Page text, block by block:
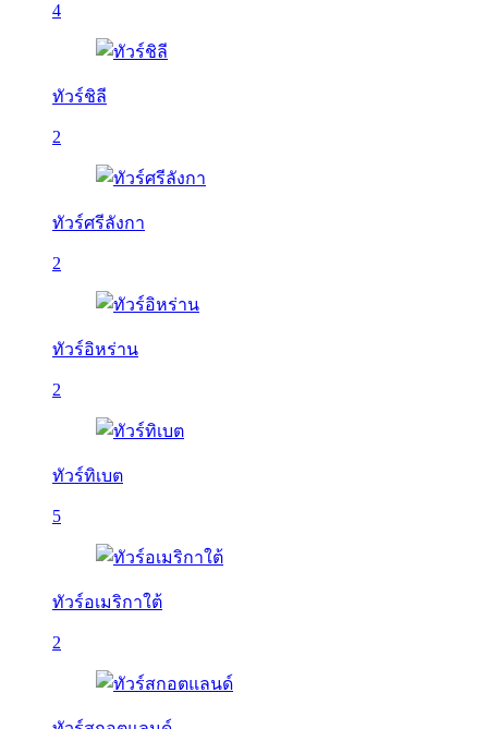
4
ทัวร์ชิลี
2
ทัวร์ศรีลังกา
2
ทัวร์อิหร่าน
2
ทัวร์ทิเบต
5
ทัวร์อเมริกาใต้
2